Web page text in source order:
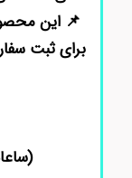
📌 این محصول
برای ثبت
(ساعات